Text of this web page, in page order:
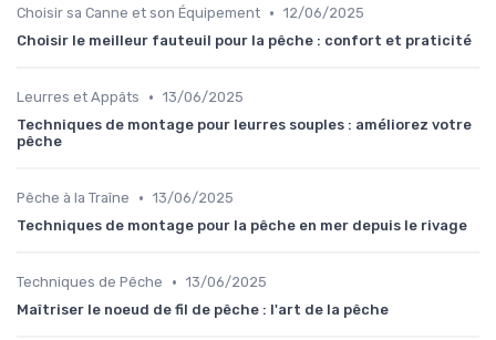
Choisir sa Canne et son Équipement • 12/06/2025
Choisir le meilleur fauteuil pour la pêche : confort et praticité
Leurres et Appâts • 13/06/2025
Techniques de montage pour leurres souples : améliorez votre
pêche
Pêche à la Traîne • 13/06/2025
Techniques de montage pour la pêche en mer depuis le rivage
Techniques de Pêche • 13/06/2025
Maîtriser le noeud de fil de pêche : l'art de la pêche